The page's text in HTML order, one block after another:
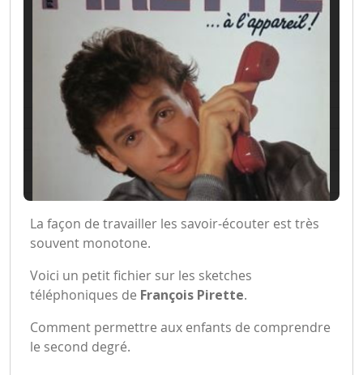
La façon de travailler les savoir-écouter est très
souvent monotone.
Voici un petit fichier sur les sketches
téléphoniques de François Pirette.
Comment permettre aux enfants de comprendre
le second degré.